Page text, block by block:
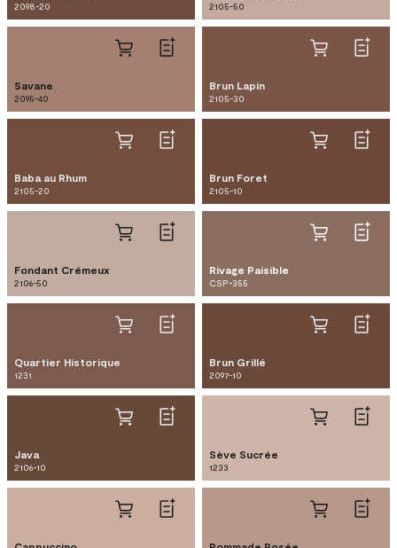
2098-20 2105-50
Savane
2095-40
Brun Lapin
2105-30
Baba au Rhum
2105-20
Brun Foret
2105-10
Fondant Crémeux
2106-50
Rivage Paisible
CSP-355
Quartier Historique
1231
Brun Grillé
2097-10
Java
2106-10
Sève Sucrée
1233